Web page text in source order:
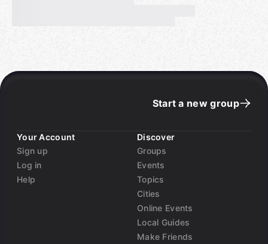
Start a new group
Your Account
Sign up
Log in
Help
Discover
Groups
Events
Topics
Cities
Online Events
Local Guides
Make Friends